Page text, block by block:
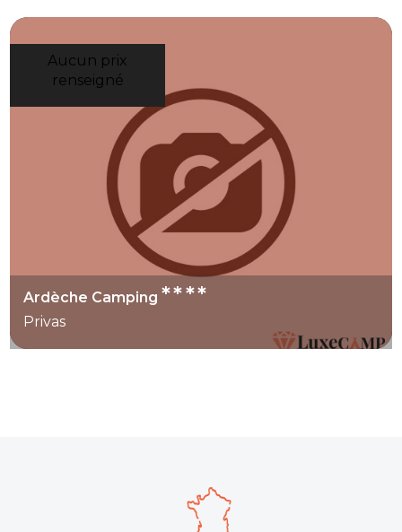
Aucun prix
renseigné
Ardèche Camping****
Privas